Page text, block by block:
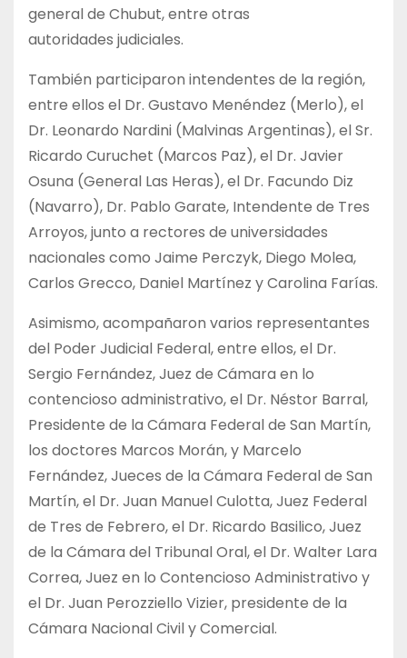
general de Chubut, entre otras
autoridades judiciales.
También participaron intendentes de la región,
entre ellos el Dr. Gustavo Menéndez (Merlo), el
Dr. Leonardo Nardini (Malvinas Argentinas), el Sr.
Ricardo Curuchet (Marcos Paz), el Dr. Javier
Osuna (General Las Heras), el Dr. Facundo Diz
(Navarro), Dr. Pablo Garate, Intendente de Tres
Arroyos, junto a rectores de universidades
nacionales como Jaime Perczyk, Diego Molea,
Carlos Grecco, Daniel Martínez y Carolina Farías.
Asimismo, acompañaron varios representantes
del Poder Judicial Federal, entre ellos, el Dr.
Sergio Fernández, Juez de Cámara en lo
contencioso administrativo, el Dr. Néstor Barral,
Presidente de la Cámara Federal de San Martín,
los doctores Marcos Morán, y Marcelo
Fernández, Jueces de la Cámara Federal de San
Martín, el Dr. Juan Manuel Culotta, Juez Federal
de Tres de Febrero, el Dr. Ricardo Basilico, Juez
de la Cámara del Tribunal Oral, el Dr. Walter Lara
Correa, Juez en lo Contencioso Administrativo y
el Dr. Juan Perozziello Vizier, presidente de la
Cámara Nacional Civil y Comercial.